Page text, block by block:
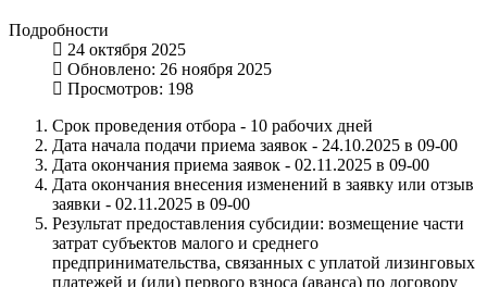
Подробности
24 октября 2025
Обновлено: 26 ноября 2025
Просмотров: 198
Срок проведения отбора - 10 рабочих дней
Дата начала подачи приема заявок - 24.10.2025 в 09-00
Дата окончания приема заявок - 02.11.2025 в 09-00
Дата окончания внесения изменений в заявку или отзыв
заявки - 02.11.2025 в 09-00
Результат предоставления субсидии: возмещение части
затрат субъектов малого и среднего
предпринимательства, связанных с уплатой лизинговых
платежей и (или) первого взноса (аванса) по договору